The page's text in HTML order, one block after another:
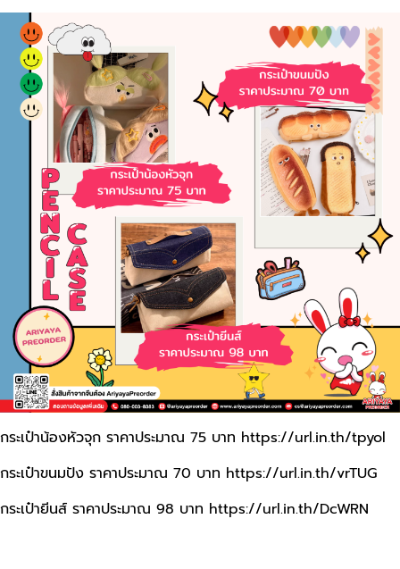
กระเป๋าน้องหัวจุก ราคาประมาณ 75 บาท https://url.in.th/tpyol
กระเป๋าขนมปัง ราคาประมาณ 70 บาท https://url.in.th/vrTUG
กระเป๋ายีนส์ ราคาประมาณ 98 บาท https://url.in.th/DcWRN